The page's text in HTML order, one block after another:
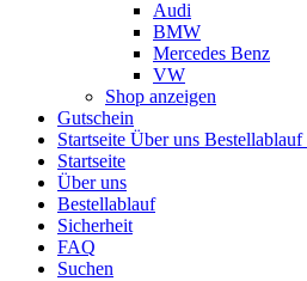
Audi
BMW
Mercedes Benz
VW
Shop anzeigen
Gutschein
Startseite Über uns Bestellablauf
Startseite
Über uns
Bestellablauf
Sicherheit
FAQ
Suchen